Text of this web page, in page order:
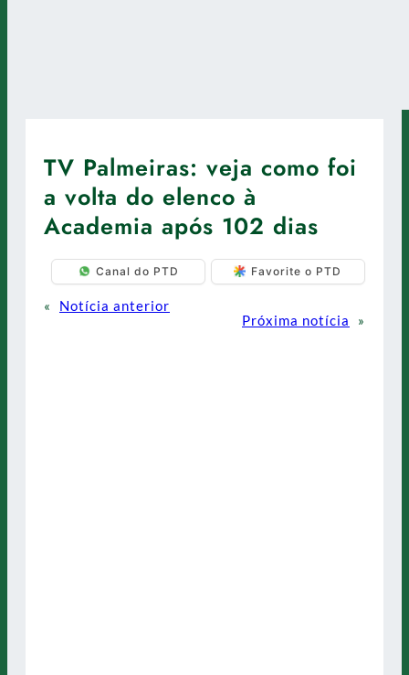
TV Palmeiras: veja como foi
a volta do elenco à
Academia após 102 dias
Canal do PTD Favorite o PTD
«
Notícia anterior
Próxima notícia
»